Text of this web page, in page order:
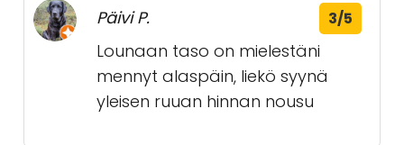
Päivi P. 3/5
Lounaan taso on mielestäni
mennyt alaspäin, liekö syynä
yleisen ruuan hinnan nousu